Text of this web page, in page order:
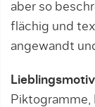
aber so
flächig und
angewandt